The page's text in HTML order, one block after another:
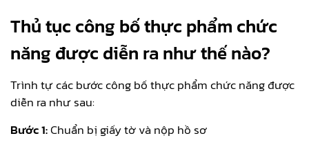
Thủ tục công bố thực phẩm chức
năng được diễn ra như thế nào?
Trình tự các bước công bố thực phẩm chức năng được
diễn ra như sau:
Bước 1:Chuẩn bị giấy tờ và nộp hồ sơ